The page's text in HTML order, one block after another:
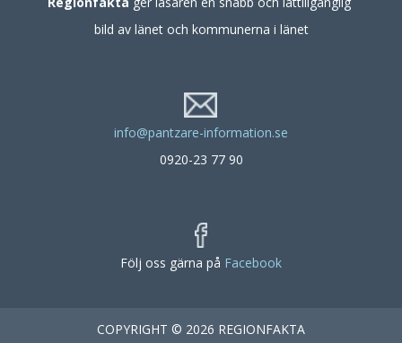
bild av länet och kommunerna i länet
info@pantzare-information.se
0920-23 77 90
Följ oss gärna på Facebook
COPYRIGHT © 2026 REGIONFAKTA